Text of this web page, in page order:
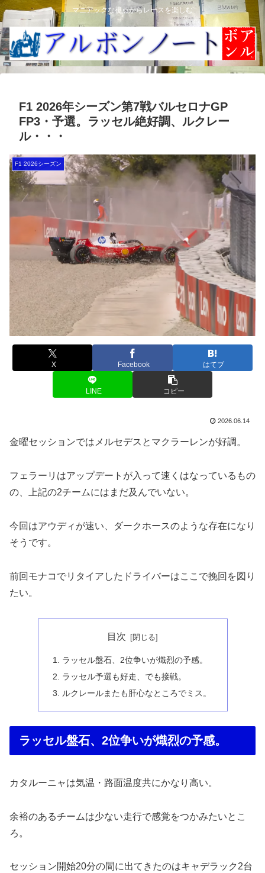
マニアックな視点からレースを楽しむ
F1 2026年シーズン第7戦バルセロナGP
FP3・予選。ラッセル絶好調、ルクレー
ル・・・
F1 2026シーズン
X Facebook はてブ
LINE コピー
2026.06.14
金曜セッションではメルセデスとマクラーレンが好調。
フェラーリはアップデートが入って速くはなっているもの
の、上記の2チームにはまだ及んでいない。
今回はアウディが速い、ダークホースのような存在になり
そうです。
前回モナコでリタイアしたドライバーはここで挽回を図り
たい。
目次
ラッセル盤石、2位争いが熾烈の予感。
ラッセル予選も好走、でも接戦。
ルクレールまたも肝心なところでミス。
ラッセル盤石、2位争いが熾烈の予感。
カタルーニャは気温・路面温度共にかなり高い。
余裕のあるチームは少ない走行で感覚をつかみたいとこ
ろ。
セッション開始20分の間に出てきたのはキャデラック2台